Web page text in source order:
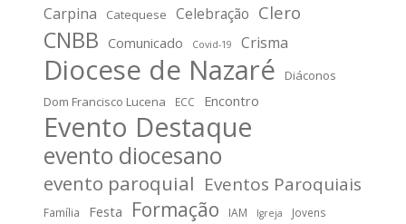
Carpina Catequese Celebração Clero
CNBB Comunicado Covid-19 Crisma
Diocese de Nazaré
Diáconos
Dom Francisco Lucena
ECC Encontro
Evento Destaque
evento diocesano
evento paroquial Eventos Paroquiais
Família Festa Formação IAM Igreja Jovens